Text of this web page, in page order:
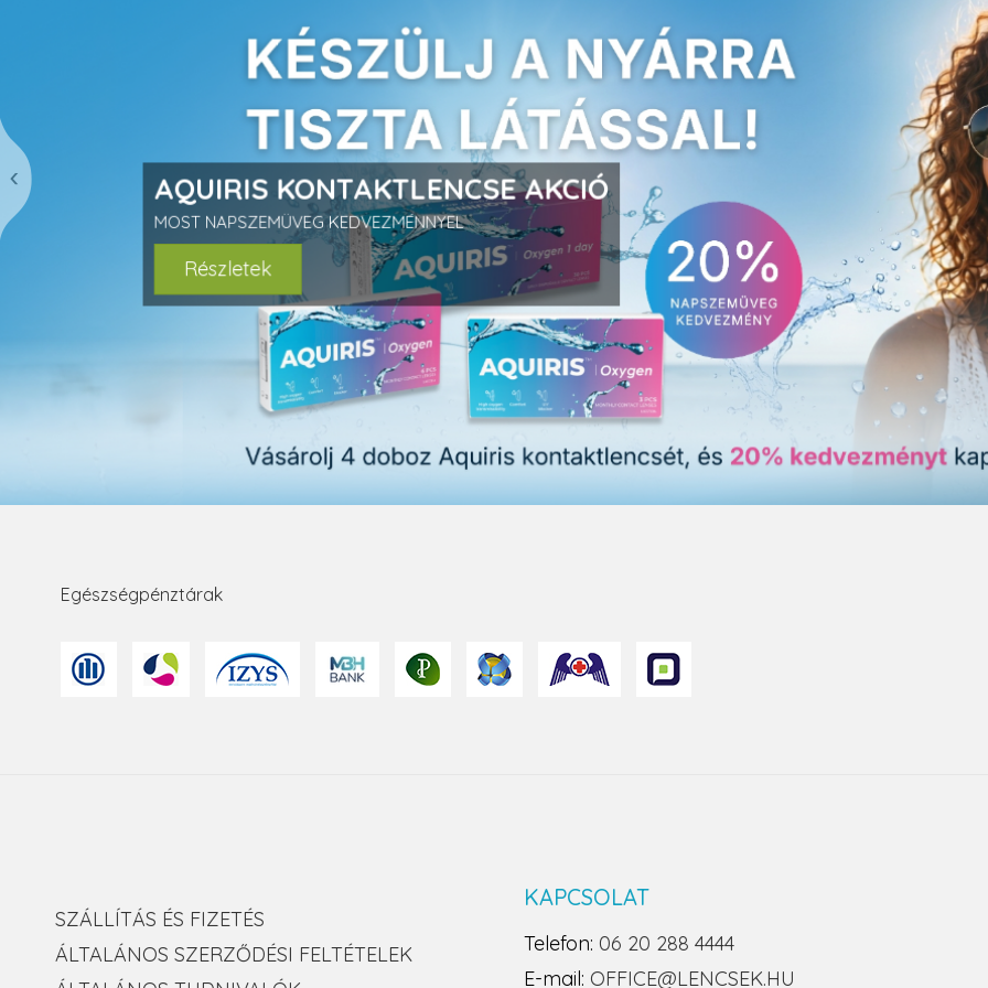
AQUIRIS KONTAKTLENCSE AKCIÓ
MOST NAPSZEMÜVEG KEDVEZMÉNNYEL
Részletek
prev
Egészségpénztárak
SZÁLLÍTÁS ÉS FIZETÉS
ÁLTALÁNOS SZERZŐDÉSI FELTÉTELEK
KAPCSOLAT
Telefon: 06 20 288 4444
E-mail: OFFICE@LENCSEK.HU